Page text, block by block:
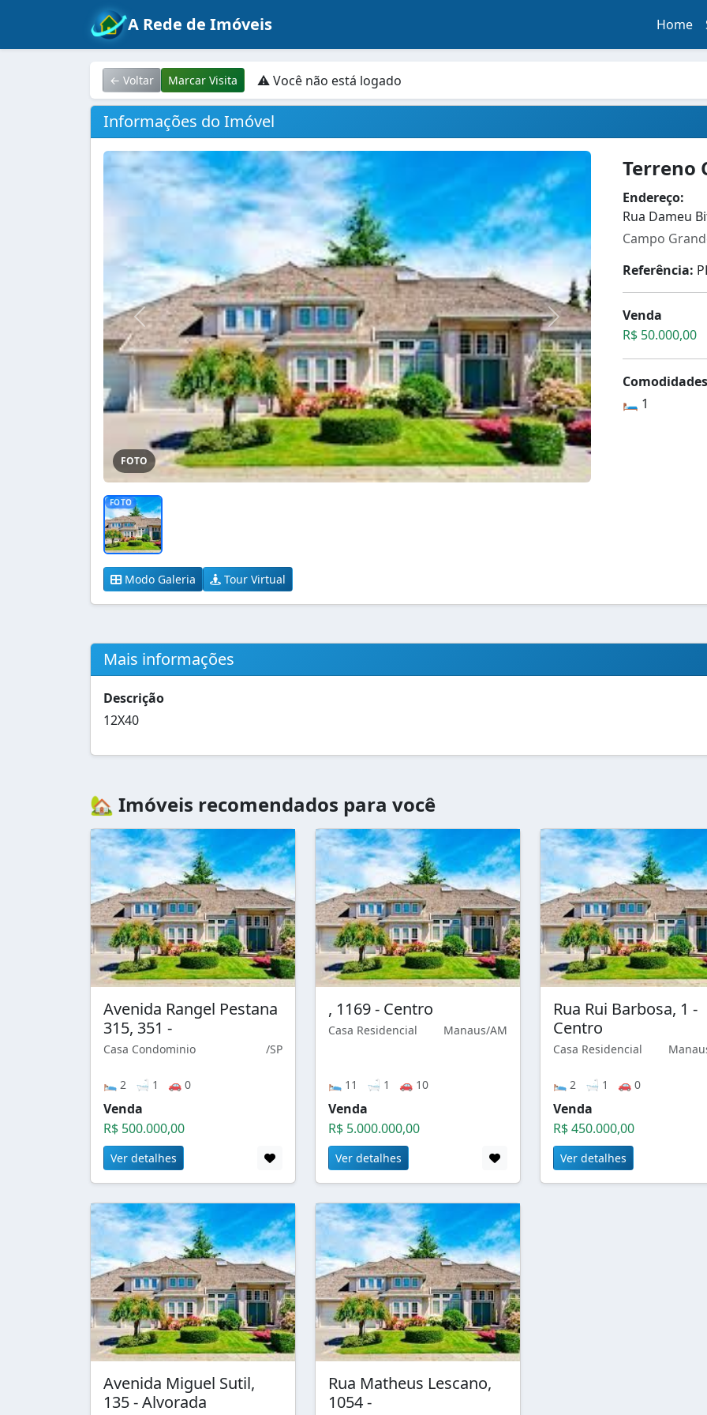
A Rede de Imóveis Home
← Voltar Marcar Visita ⚠ Você não está logado
Informações do Imóvel
FOTO
FOTO
Modo Galeria Tour Virtual
Terreno
Endereço:
Rua Dameu
Campo
Referência:
Venda
R$ 50.000,00
Comodidades
🛏️ 1
Mais informações
Descrição
12X40
🏡 Imóveis recomendados para você
Avenida Rangel Pestana
315, 351 -
Casa Condominio /SP
🛌 2 🛁 1 🚗 0
Venda
R$ 500.000,00
Ver detalhes
, 1169 - Centro
Casa Residencial Manaus/AM
🛌 11 🛁 1 🚗 10
Venda
R$ 5.000.000,00
Ver detalhes
Rua Rui Barbosa, 1 -
Centro
Casa Residencial
🛌 2 🛁 1 🚗 0
Venda
R$ 450.000,00
Ver detalhes
Avenida Miguel Sutil,
135 - Alvorada
Rua Matheus Lescano,
1054 -